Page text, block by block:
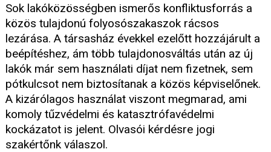
Sok lakóközösségben ismerős konfliktusforrás a
közös tulajdonú folyosószakaszok rácsos
lezárása. A társasház évekkel ezelőtt hozzájárult a
beépítéshez, ám több tulajdonosváltás után az új
lakók már sem használati díjat nem fizetnek, sem
pótkulcsot nem biztosítanak a közös képviselőnek.
A kizárólagos használat viszont megmarad, ami
komoly tűzvédelmi és katasztrófavédelmi
kockázatot is jelent. Olvasói kérdésre jogi
szakértőnk válaszol.